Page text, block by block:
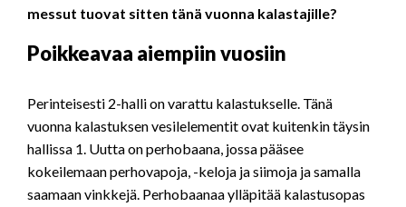
messut tuovat sitten tänä vuonna kalastajille?
Poikkeavaa aiempiin vuosiin
Perinteisesti 2-halli on varattu kalastukselle. Tänä
vuonna kalastuksen vesilelementit ovat kuitenkin täysin
hallissa 1. Uutta on perhobaana, jossa pääsee
kokeilemaan perhovapoja, -keloja ja siimoja ja samalla
saamaan vinkkejä. Perhobaanaa ylläpitää kalastusopas